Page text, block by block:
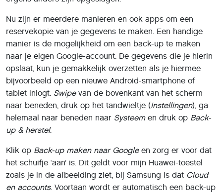
Nu zijn er meerdere manieren en ook apps om een
reservekopie van je gegevens te maken. Een handige
manier is de mogelijkheid om een back-up te maken
naar je eigen Google-account. De gegevens die je hierin
opslaat, kun je gemakkelijk overzetten als je hiermee
bijvoorbeeld op een nieuwe Android-smartphone of
tablet inlogt. Swipevan de bovenkant van het scherm
naar beneden, druk op het tandwieltje (Instellingen), ga
helemaal naar beneden naar Systeemen druk op Back-
up & herstel.
Klik op Back-up maken naar Googleen zorg er voor dat
het schuifje ‘aan’ is. Dit geldt voor mijn Huawei-toestel
zoals je in de afbeelding ziet, bij Samsung is dat Cloud
en accounts. Voortaan wordt er automatisch een back-up